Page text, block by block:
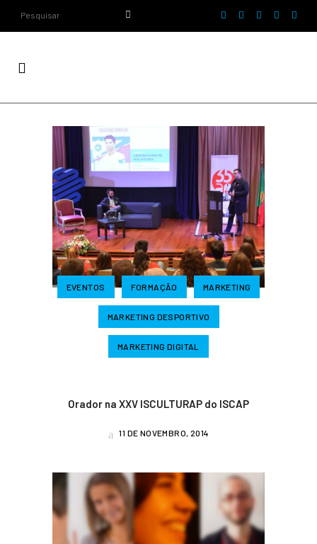
EVENTOS FORMAÇÃO MARKETING
MARKETING DESPORTIVO
MARKETING DIGITAL
Orador na XXV ISCULTURAP do ISCAP
11 DE NOVEMBRO, 2014